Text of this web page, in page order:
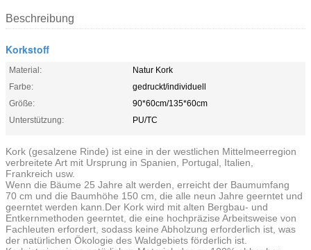
Beschreibung
Korkstoff
Material:
Natur Kork
Farbe:
gedruckt/individuell
Größe:
90*60cm/135*60cm
Unterstützung:
PU/TC
Kork (gesalzene Rinde) ist eine in der westlichen Mittelmeerregion
verbreitete Art mit Ursprung in Spanien, Portugal, Italien,
Frankreich usw.
Wenn die Bäume 25 Jahre alt werden, erreicht der Baumumfang
70 cm und die Baumhöhe 150 cm, die alle neun Jahre geerntet und
geerntet werden kann.Der Kork wird mit alten Bergbau- und
Entkernmethoden geerntet, die eine hochpräzise Arbeitsweise von
Fachleuten erfordert, sodass keine Abholzung erforderlich ist, was
der natürlichen Ökologie des Waldgebiets förderlich ist.